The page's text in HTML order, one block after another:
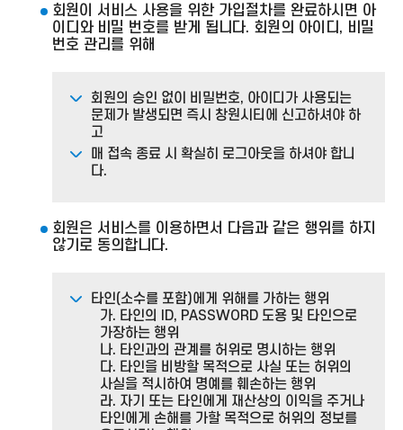
회원이 서비스 사용을 위한 가입절차를 완료하시면 아
이디와 비밀 번호를 받게 됩니다. 회원의 아이디, 비밀
번호 관리를 위해
회원의 승인 없이 비밀번호, 아이디가 사용되는
문제가 발생되면 즉시 창원시티에 신고하셔야 하
고
매 접속 종료 시 확실히 로그아웃을 하셔야 합니
다.
회원은 서비스를 이용하면서 다음과 같은 행위를 하지
않기로 동의합니다.
타인(소수를 포함)에게 위해를 가하는 행위
가. 타인의 ID, PASSWORD 도용 및 타인으로
가장하는 행위
나. 타인과의 관계를 허위로 명시하는 행위
다. 타인을 비방할 목적으로 사실 또는 허위의
사실을 적시하여 명예를 훼손하는 행위
라. 자기 또는 타인에게 재산상의 이익을 주거나
타인에게 손해를 가할 목적으로 허위의 정보를